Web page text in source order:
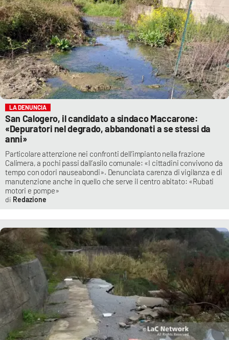
LA DENUNCIA
San Calogero, il candidato a sindaco Maccarone:
«Depuratori nel degrado, abbandonati a se stessi da
anni»
Particolare attenzione nei confronti dell’impianto nella frazione
Calimera, a pochi passi dall’asilo comunale: «I cittadini convivono da
tempo con odori nauseabondi». Denunciata carenza di vigilanza e di
manutenzione anche in quello che serve il centro abitato: «Rubati
motori e pompe»
Redazione